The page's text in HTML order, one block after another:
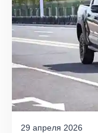
29 апреля 2026